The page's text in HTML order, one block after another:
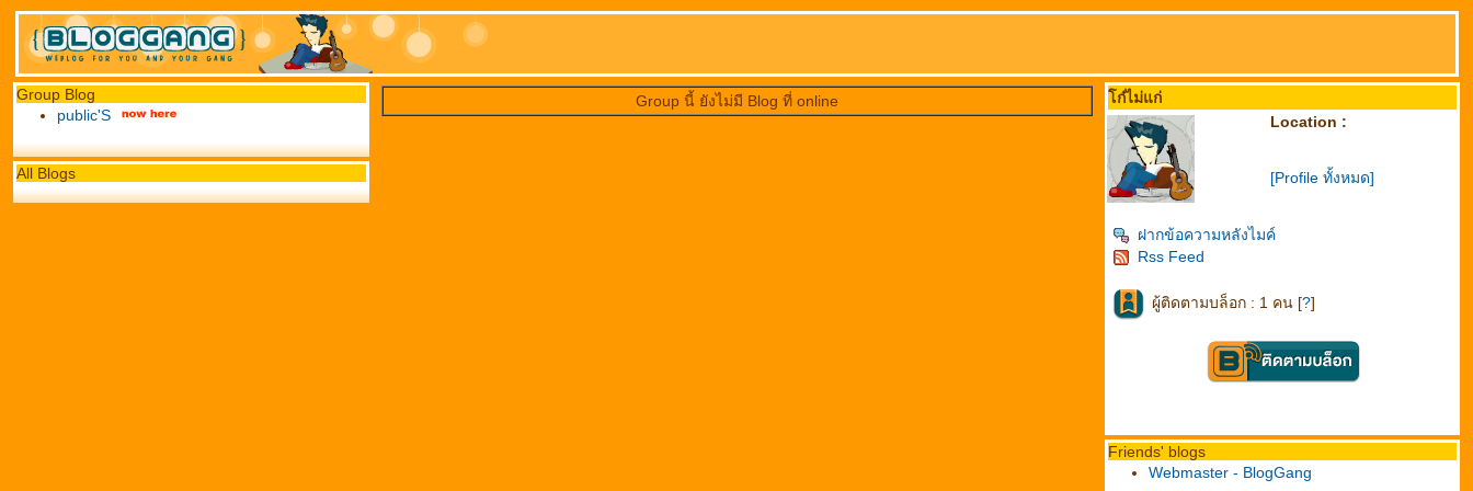
Group Blog
public'S
All Blogs
Group นี้ ยังไม่มี Blog ที่ online
โก๋ไม่แก่
Location :
[Profile ทั้งหมด]
ฝากข้อความหลังไมค์
Rss Feed
ผู้ติดตามบล็อก : 1 คน [?]
Friends' blogs
Webmaster - BlogGang